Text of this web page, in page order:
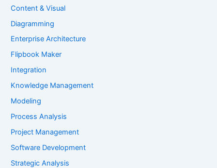
Content & Visual
Diagramming
Enterprise Architecture
Flipbook Maker
Integration
Knowledge Management
Modeling
Process Analysis
Project Management
Software Development
Strategic Analysis